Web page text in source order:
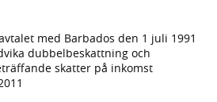
med Barbados den 1 juli 1991
dubbelbeskattning och
skatter på inkomst